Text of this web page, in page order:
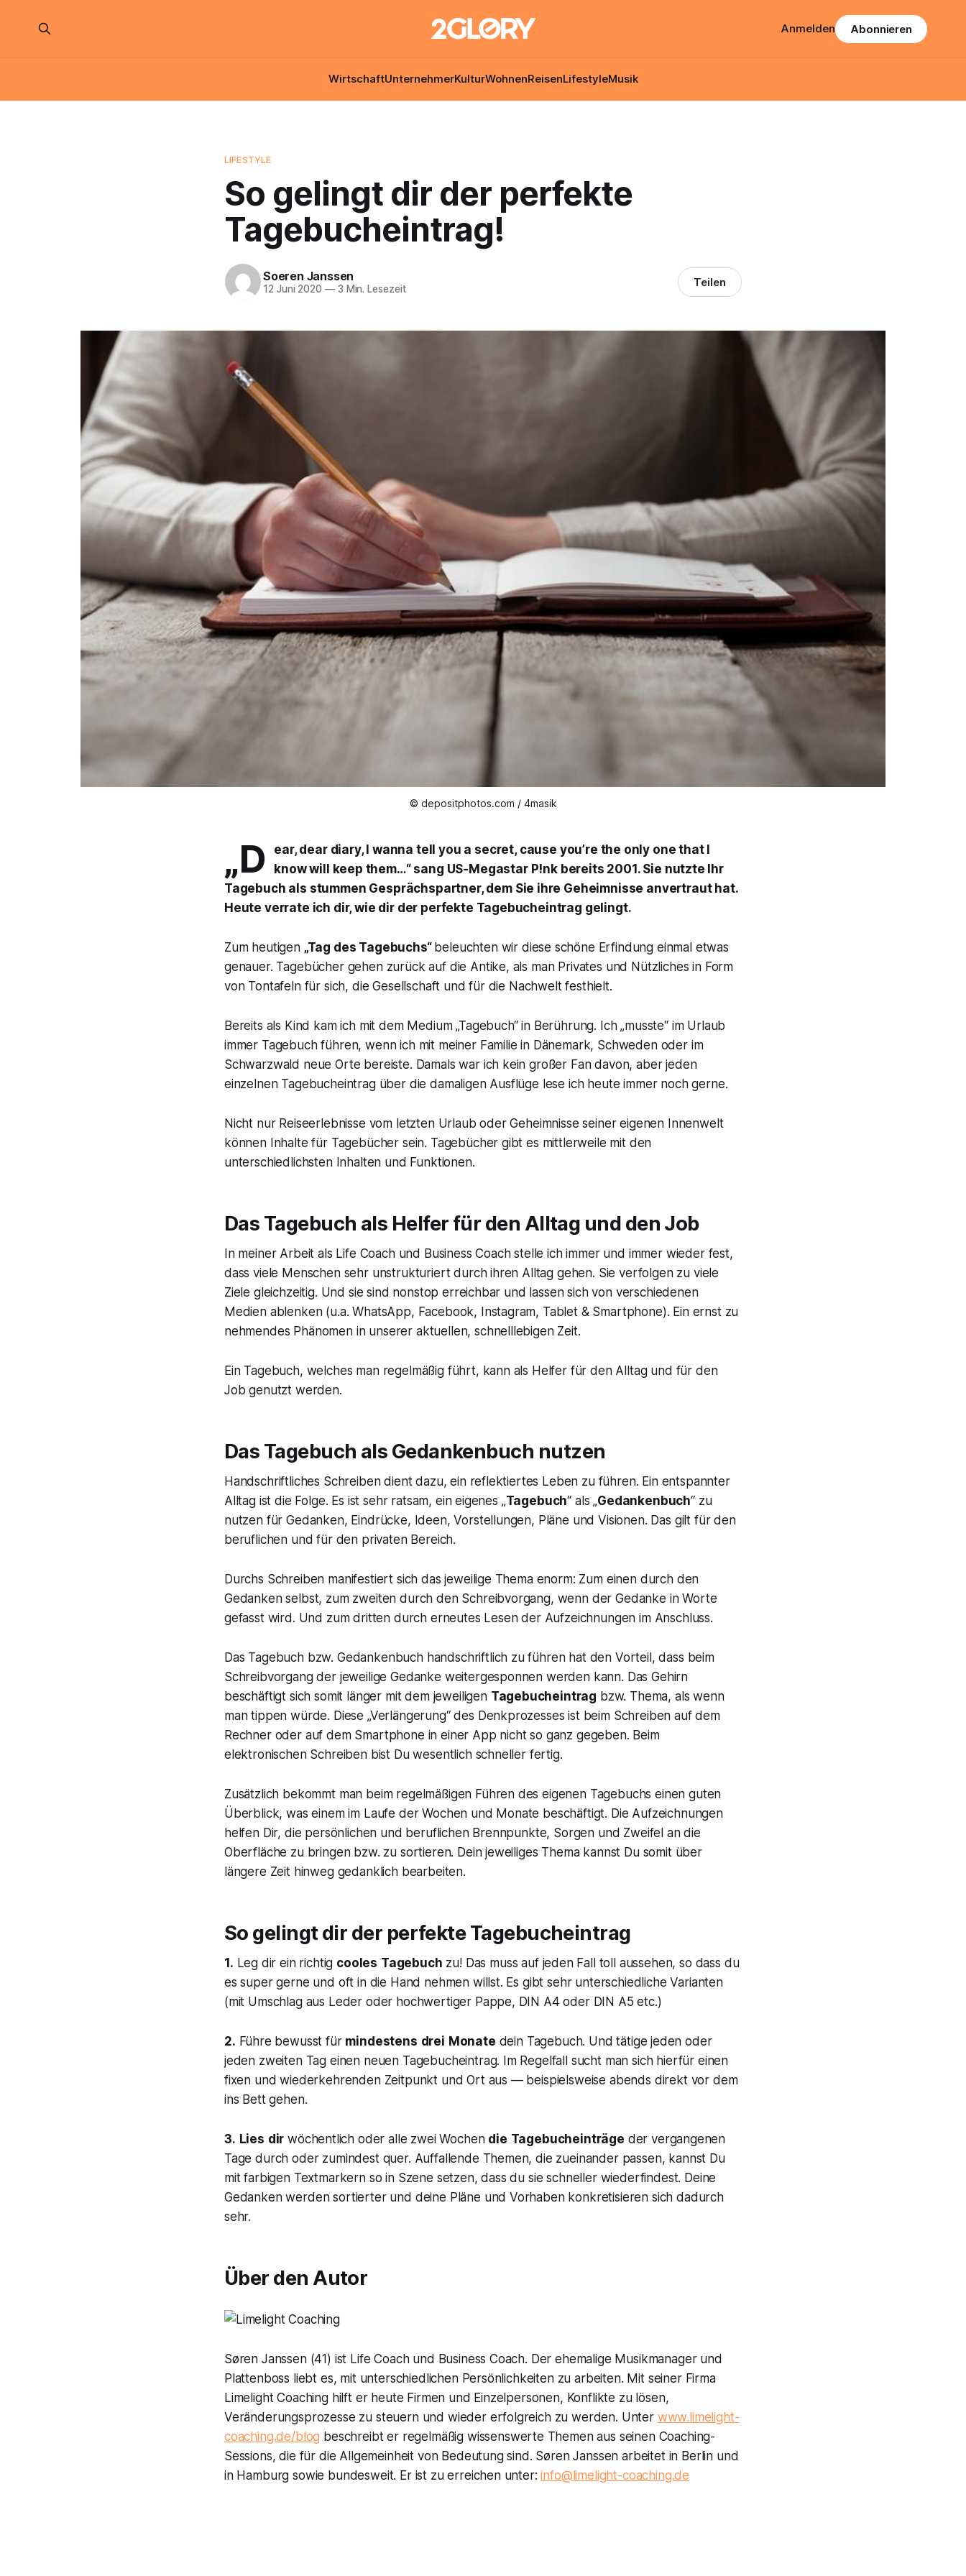
WirtschaftUnternehmerKulturWohnenReisenLifestyleMusik
Anmelden Abonnieren
LIFESTYLE
So gelingt dir der perfekte
Tagebucheintrag!
Soeren Janssen
12 Juni 2020 —3 Min. Lesezeit Teilen
© depositphotos.com / 4masik
„D
ear, dear diary, I wanna tell you a secret, cause you’re the only one that I
know will keep them…“sang US-Megastar P!nk bereits 2001. Sie nutzte Ihr
Tagebuch als stummen Gesprächspartner, dem Sie ihre Geheimnisse anvertraut hat.
Heute verrate ich dir, wie dir der perfekte Tagebucheintrag gelingt.
Zum heutigen „Tag des Tagebuchs“ beleuchten wir diese schöne Erfindung einmal etwas
genauer. Tagebücher gehen zurück auf die Antike, als man Privates und Nützliches in Form
von Tontafeln für sich, die Gesellschaft und für die Nachwelt festhielt.
Bereits als Kind kam ich mit dem Medium „Tagebuch“ in Berührung. Ich „musste“ im Urlaub
immer Tagebuch führen, wenn ich mit meiner Familie in Dänemark, Schweden oder im
Schwarzwald neue Orte bereiste. Damals war ich kein großer Fan davon, aber jeden
einzelnen Tagebucheintrag über die damaligen Ausflüge lese ich heute immer noch gerne.
Nicht nur Reiseerlebnisse vom letzten Urlaub oder Geheimnisse seiner eigenen Innenwelt
können Inhalte für Tagebücher sein. Tagebücher gibt es mittlerweile mit den
unterschiedlichsten Inhalten und Funktionen.
Das Tagebuch als Helfer für den Alltag und den Job
In meiner Arbeit als Life Coach und Business Coach stelle ich immer und immer wieder fest,
dass viele Menschen sehr unstrukturiert durch ihren Alltag gehen. Sie verfolgen zu viele
Ziele gleichzeitig. Und sie sind nonstop erreichbar und lassen sich von verschiedenen
Medien ablenken (u.a. WhatsApp, Facebook, Instagram, Tablet & Smartphone). Ein ernst zu
nehmendes Phänomen in unserer aktuellen, schnelllebigen Zeit.
Ein Tagebuch, welches man regelmäßig führt, kann als Helfer für den Alltag und für den
Job genutzt werden.
Das Tagebuch als Gedankenbuch nutzen
Handschriftliches Schreiben dient dazu, ein reflektiertes Leben zu führen. Ein entspannter
Alltag ist die Folge. Es ist sehr ratsam, ein eigenes „Tagebuch“ als „Gedankenbuch“ zu
nutzen für Gedanken, Eindrücke, Ideen, Vorstellungen, Pläne und Visionen. Das gilt für den
beruflichen und für den privaten Bereich.
Durchs Schreiben manifestiert sich das jeweilige Thema enorm: Zum einen durch den
Gedanken selbst, zum zweiten durch den Schreibvorgang, wenn der Gedanke in Worte
gefasst wird. Und zum dritten durch erneutes Lesen der Aufzeichnungen im Anschluss.
Das Tagebuch bzw. Gedankenbuch handschriftlich zu führen hat den Vorteil, dass beim
Schreibvorgang der jeweilige Gedanke weitergesponnen werden kann. Das Gehirn
beschäftigt sich somit länger mit dem jeweiligen Tagebucheintrag bzw. Thema, als wenn
man tippen würde. Diese „Verlängerung“ des Denkprozesses ist beim Schreiben auf dem
Rechner oder auf dem Smartphone in einer App nicht so ganz gegeben. Beim
elektronischen Schreiben bist Du wesentlich schneller fertig.
Zusätzlich bekommt man beim regelmäßigen Führen des eigenen Tagebuchs einen guten
Überblick, was einem im Laufe der Wochen und Monate beschäftigt. Die Aufzeichnungen
helfen Dir, die persönlichen und beruflichen Brennpunkte, Sorgen und Zweifel an die
Oberfläche zu bringen bzw. zu sortieren. Dein jeweiliges Thema kannst Du somit über
längere Zeit hinweg gedanklich bearbeiten.
So gelingt dir der perfekte Tagebucheintrag
1. Leg dir ein richtig cooles Tagebuch zu! Das muss auf jeden Fall toll aussehen, so dass du
es super gerne und oft in die Hand nehmen willst. Es gibt sehr unterschiedliche Varianten
(mit Umschlag aus Leder oder hochwertiger Pappe, DIN A4 oder DIN A5 etc.)
2. Führe bewusst für mindestens drei Monate dein Tagebuch. Und tätige jeden oder
jeden zweiten Tag einen neuen Tagebucheintrag. Im Regelfall sucht man sich hierfür einen
fixen und wiederkehrenden Zeitpunkt und Ort aus — beispielsweise abends direkt vor dem
ins Bett gehen.
3. Lies dir wöchentlich oder alle zwei Wochen die Tagebucheinträge der vergangenen
Tage durch oder zumindest quer. Auffallende Themen, die zueinander passen, kannst Du
mit farbigen Textmarkern so in Szene setzen, dass du sie schneller wiederfindest. Deine
Gedanken werden sortierter und deine Pläne und Vorhaben konkretisieren sich dadurch
sehr.
Über den Autor
Søren Janssen (41) ist Life Coach und Business Coach. Der ehemalige Musikmanager und
Plattenboss liebt es, mit unterschiedlichen Persönlichkeiten zu arbeiten. Mit seiner Firma
Limelight Coaching hilft er heute Firmen und Einzelpersonen, Konflikte zu lösen,
Veränderungsprozesse zu steuern und wieder erfolgreich zu werden. Unter www.limelight-
coaching.de/blog beschreibt er regelmäßig wissenswerte Themen aus seinen Coaching-
Sessions, die für die Allgemeinheit von Bedeutung sind. Søren Janssen arbeitet in Berlin und
in Hamburg sowie bundesweit. Er ist zu erreichen unter:info@limelight-coaching.de